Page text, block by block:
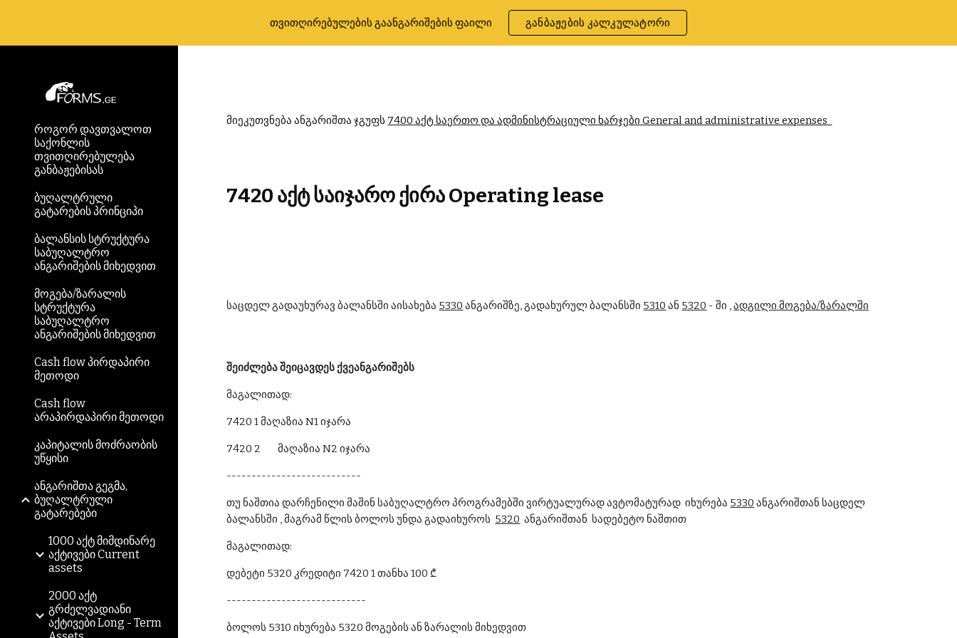
Skip to main content Skip to navigation
თვითღირებულების გაანგარიშების ფაილი განბაჟების კალკულატორი
როგორ დავთვალოთ
საქონლის
თვითღირებულება
განბაჟებისას
ბუღალტრული
გატარების პრინციპი
ბალანსის სტრუქტურა
საბუღალტრო
ანგარიშების მიხედვით
მოგება/ზარალის
სტრუქტურა
საბუღალტრო
ანგარიშების მიხედვით
Cash flow პირდაპირი
მეთოდი
Cash flow
არაპირდაპირი მეთოდი
კაპიტალის მოძრაობის
უწყისი
ანგარიშთა გეგმა,
ბუღალტრული
გატარებები
1000 აქტ მიმდინარე
აქტივები Current
assets
2000 აქტ
გრძელვადიანი
აქტივები Long - Term
მიეკუთვნება ანგარიშთა ჯგუფს 7400 აქტ საერთო და ადმინისტრაციული ხარჯები General and administrative expenses
7420 აქტ საიჯარო ქირა Operating lease
საცდელ გადაუხურავ ბალანსში აისახება 5330 ანგარიშზე, გადახურულ ბალანსში 5310 ან 5320 - ში , ადგილი მოგება/ზარალში
შეიძლება შეიცავდეს ქვეანგარიშებს
მაგალითად:
7420 1მაღაზია N1 იჯარა
7420 2 მაღაზია N2 იჯარა
---------------------------
თუ ნაშთია დარჩენილი მაშინ საბუღალტრო პროგრამებში ვირტუალურად ავტომატურად  იხურება 5330 ანგარიშთან საცდელ
ბალანსში , მაგრამ წლის ბოლოს უნდა გადაიხუროს 5320
  ანგარიშთან  სადებეტო ნაშთით
მაგალითად:
დებეტი 5320 კრედიტი 7420 1 თანხა 100 ₾
----------------------------
ბოლოს 5310 იხურება 5320 მოგების ან ზარალის მიხედვით